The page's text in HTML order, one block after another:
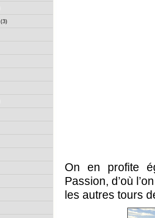
(3)
On en profite
Passion, d’où
les autres tours